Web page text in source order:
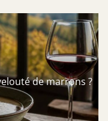
de marrons ?